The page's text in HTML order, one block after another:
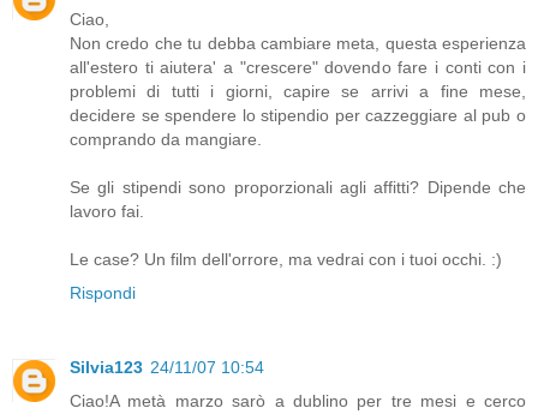
Ciao,
Non credo che tu debba cambiare meta, questa esperienza
all'estero ti aiutera' a "crescere" dovendo fare i conti con i
problemi di tutti i giorni, capire se arrivi a fine mese,
decidere se spendere lo stipendio per cazzeggiare al pub o
comprando da mangiare.
Se gli stipendi sono proporzionali agli affitti? Dipende che
lavoro fai.
Le case? Un film dell'orrore, ma vedrai con i tuoi occhi. :)
Rispondi
Silvia123 24/11/07 10:54
Ciao!A metà marzo sarò a dublino per tre mesi e cerco